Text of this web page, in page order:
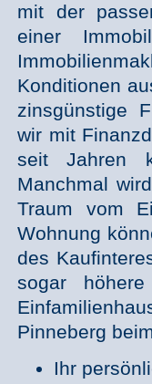
mit der
einer
Konditionen
zinsgünstige
wir mit
seit Jahren
Manchmal
Traum vom
Wohnung
des
sogar
Pinneberg
Ihr